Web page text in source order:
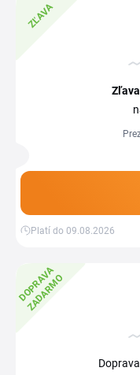
ZĽAVA
Zľava
Platí do 09.08.2026
D
O
P
R
A
V
A
Z
A
D
A
R
M
O